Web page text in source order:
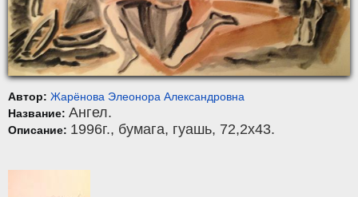
Автор: Жарёнова Элеонора Александровна
Название: Ангел.
Описание: 1996г., бумага, гуашь, 72,2x43.